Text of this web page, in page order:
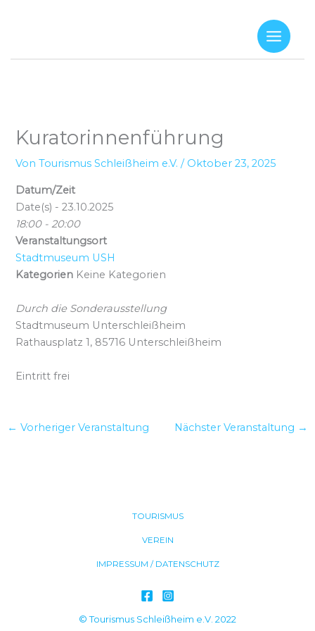
Kuratorinnenführung
VonTourismus Schleißheim e.V./ Oktober 23, 2025
Datum/Zeit
Date(s) - 23.10.2025
18:00 - 20:00
Veranstaltungsort
Stadtmuseum USH
Kategorien Keine Kategorien
Durch die Sonderausstellung
Stadtmuseum Unterschleißheim
Rathausplatz 1, 85716 Unterschleißheim
Eintritt frei
← Vorheriger Veranstaltung Nächster Veranstaltung →
TOURISMUS
VEREIN
IMPRESSUM / DATENSCHUTZ
© Tourismus Schleißheim e.V. 2022